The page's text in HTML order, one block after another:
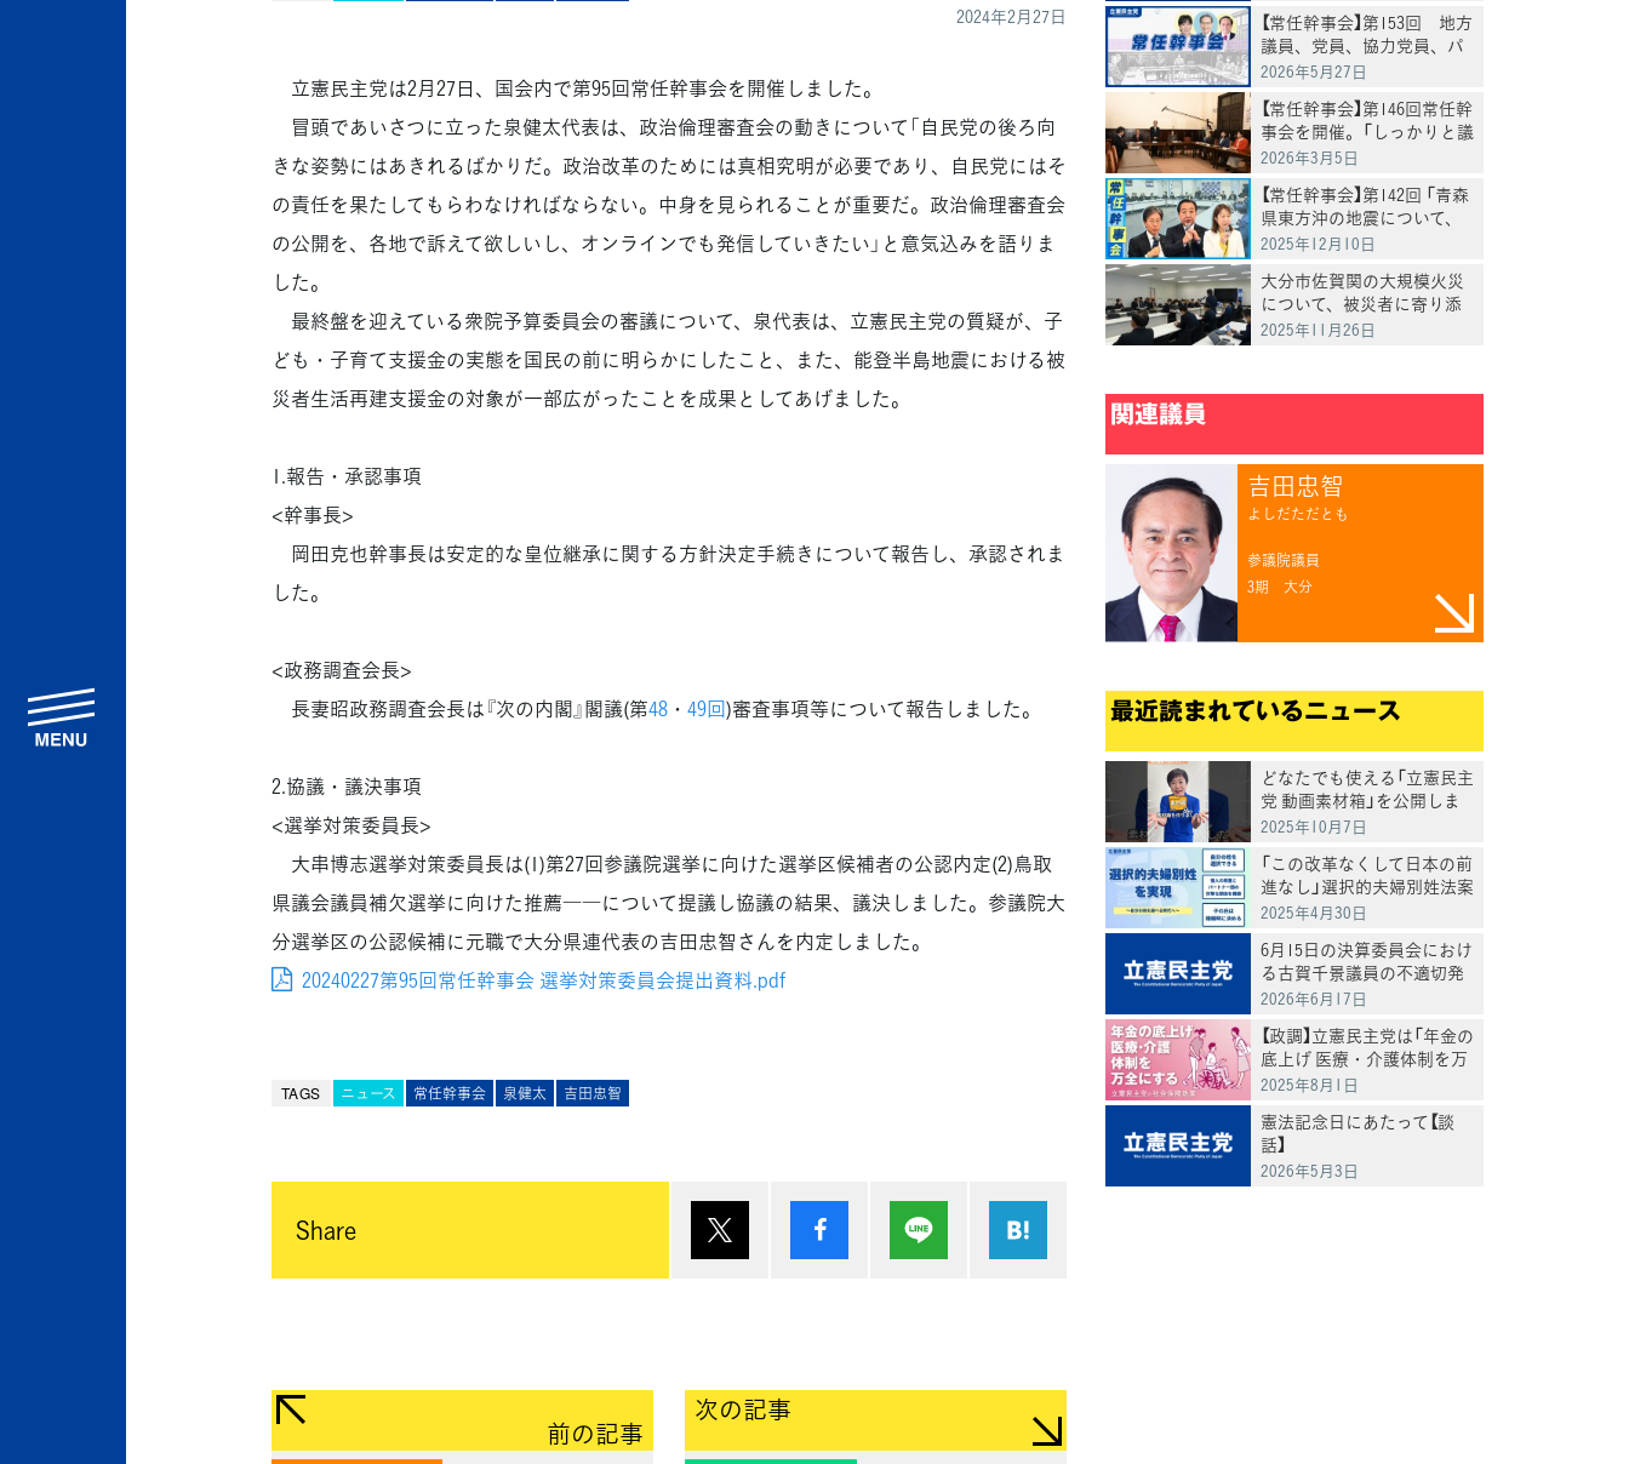
2024年2月27日
立憲民主党は2月27日、国会内で第95回常任幹事会を開催しました。
冒頭であいさつに立った泉健太代表は、政治倫理審査会の動きについて「自民党の後ろ向
きな姿勢にはあきれるばかりだ。政治改革のためには真相究明が必要であり、自民党にはそ
の責任を果たしてもらわなければならない。中身を見られることが重要だ。政治倫理審査会
の公開を、各地で訴えて欲しいし、オンラインでも発信していきたい」と意気込みを語りま
した。
最終盤を迎えている衆院予算委員会の審議について、泉代表は、立憲民主党の質疑が、子
ども・子育て支援金の実態を国民の前に明らかにしたこと、また、能登半島地震における被
災者生活再建支援金の対象が一部広がったことを成果としてあげました。
1.報告・承認事項
<幹事長>
岡田克也幹事長は安定的な皇位継承に関する方針決定手続きについて報告し、承認されま
した。
<政務調査会長>
長妻昭政務調査会長は『次の内閣』閣議(第48・ 49回)審査事項等について報告しました。
2.協議・議決事項
<選挙対策委員長>
大串博志選挙対策委員長は(1)第27回参議院選挙に向けた選挙区候補者の公認内定(2)鳥取
県議会議員補欠選挙に向けた推薦――について提議し協議の結果、議決しました。参議院大
分選挙区の公認候補に元職で大分県連代表の吉田忠智さんを内定しました。
20240227第95回常任幹事会 選挙対策委員会提出資料.pdf
TAGS ニュース 常任幹事会 泉健太 吉田忠智
Share シェア Lineで送る
前の記事
次の記事
【常任幹事会】第153回 地方
議員、党員、協力党員、パ
ートナーズとともに「運動を
2026年5月27日
【常任幹事会】第146回常任幹
事会を開催。「しっかりと議
論を進めていきたい」水岡代
2026年3月5日
【常任幹事会】第142回 「青森
県東方沖の地震について、
党としても緊張感を持って
2025年12月10日
大分市佐賀関の大規模火災
について、被災者に寄り添
った対応を求める
2025年11月26日
関連議員
吉田忠智
よしだただとも
参議院議員
3期 大分
最近読まれているニュース
どなたでも使える「立憲民主
党 動画素材箱」を公開しま
した
2025年10月7日
「この改革なくして日本の前
進なし」選択的夫婦別姓法案
を提出
2025年4月30日
6月15日の決算委員会におけ
る古賀千景議員の不適切発
言と処分について
2026年6月17日
【政調】立憲民主党は「年金の
底上げ 医療・介護体制を万
全にする」
2025年8月1日
憲法記念日にあたって【談
話】
2026年5月3日